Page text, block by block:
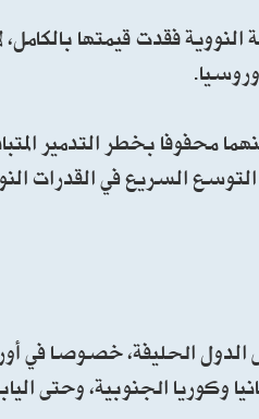
فقدت قيمتها بالكامل،
محفوفا بخطر التدمير
السريع في القدرات
الدول الحليفة، خصوصا في
وكوريا الجنوبية، وحتى